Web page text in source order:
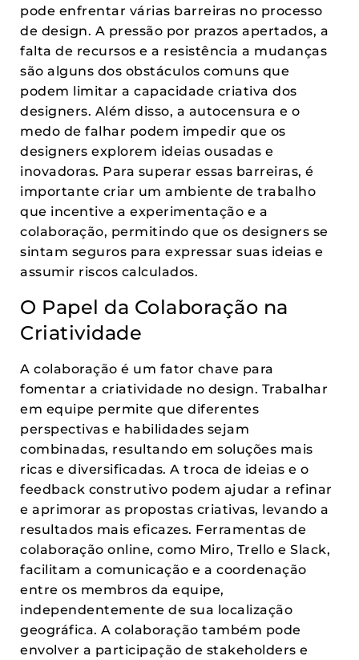
pode enfrentar várias barreiras no processo
de design. A pressão por prazos apertados, a
falta de recursos e a resistência a mudanças
são alguns dos obstáculos comuns que
podem limitar a capacidade criativa dos
designers. Além disso, a autocensura e o
medo de falhar podem impedir que os
designers explorem ideias ousadas e
inovadoras. Para superar essas barreiras, é
importante criar um ambiente de trabalho
que incentive a experimentação e a
colaboração, permitindo que os designers se
sintam seguros para expressar suas ideias e
assumir riscos calculados.
O Papel da Colaboração na
Criatividade
A colaboração é um fator chave para
fomentar a criatividade no design. Trabalhar
em equipe permite que diferentes
perspectivas e habilidades sejam
combinadas, resultando em soluções mais
ricas e diversificadas. A troca de ideias e o
feedback construtivo podem ajudar a refinar
e aprimorar as propostas criativas, levando a
resultados mais eficazes. Ferramentas de
colaboração online, como Miro, Trello e Slack,
facilitam a comunicação e a coordenação
entre os membros da equipe,
independentemente de sua localização
geográfica. A colaboração também pode
envolver a participação de stakeholders e